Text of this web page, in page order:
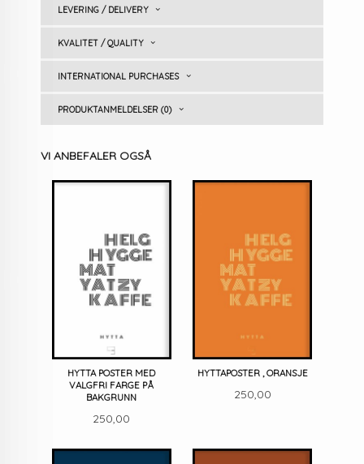
LEVERING / DELIVERY
KVALITET / QUALITY
INTERNATIONAL PURCHASES
PRODUKTANMELDELSER (0)
VI ANBEFALER OGSÅ
HYTTA POSTER MED
VALGFRI FARGE PÅ
BAKGRUNN
Pris
250,00
HYTTAPOSTER , ORANSJE
Pris
250,00